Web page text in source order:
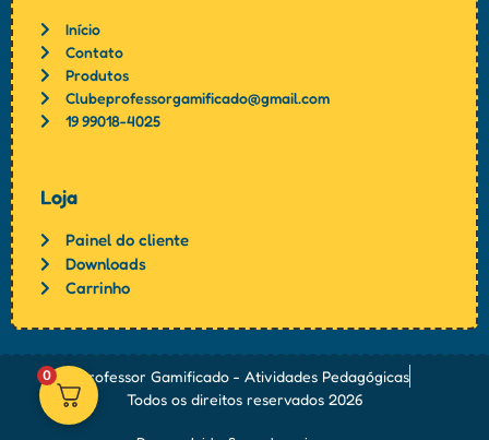
Início
Contato
Produtos
Clubeprofessorgamificado@gmail.com
19 99018-4025
Loja
Painel do cliente
Downloads
Carrinho
Professor Gamificado - Atividades Pedagógicas
Todos os direitos reservados 2026
0